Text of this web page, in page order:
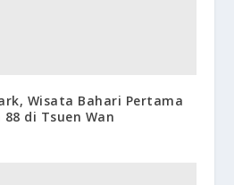
Wisata Bahari Pertama
di Tsuen Wan